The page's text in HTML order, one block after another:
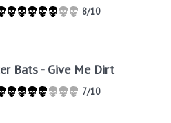
8/10
Bats - Give Me Dirt
7/10